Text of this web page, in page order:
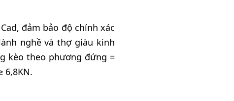
đảm bảo độ chính xác
nghề và thợ giàu kinh
kèo theo phương đứng =
6,8KN.